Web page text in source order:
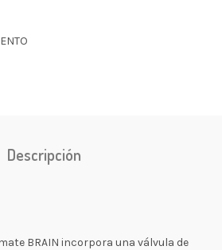
Descripción
BRAIN incorpora una válvula de